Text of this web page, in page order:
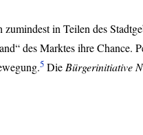
in Teilen des
des Marktes ihre Chance.
5 Die Bürgerinitiative